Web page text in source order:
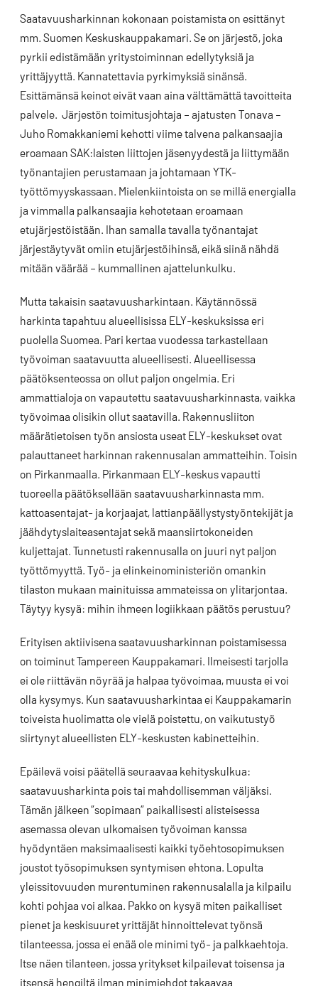
Saatavuusharkinnan kokonaan poistamista on esittänyt
mm. Suomen Keskuskauppakamari. Se on järjestö, joka
pyrkii edistämään yritystoiminnan edellytyksiä ja
yrittäjyyttä. Kannatettavia pyrkimyksiä sinänsä.
Esittämänsä keinot eivät vaan aina välttämättä tavoitteita
palvele. Järjestön toimitusjohtaja – ajatusten Tonava –
Juho Romakkaniemi kehotti viime talvena palkansaajia
eroamaan SAK:laisten liittojen jäsenyydestä ja liittymään
työnantajien perustamaan ja johtamaan YTK-
työttömyyskassaan. Mielenkiintoista on se millä energialla
ja vimmalla palkansaajia kehotetaan eroamaan
etujärjestöistään. Ihan samalla tavalla työnantajat
järjestäytyvät omiin etujärjestöihinsä, eikä siinä nähdä
mitään väärää – kummallinen ajattelunkulku.
Mutta takaisin saatavuusharkintaan. Käytännössä
harkinta tapahtuu alueellisissa ELY-keskuksissa eri
puolella Suomea. Pari kertaa vuodessa tarkastellaan
työvoiman saatavuutta alueellisesti. Alueellisessa
päätöksenteossa on ollut paljon ongelmia. Eri
ammattialoja on vapautettu saatavuusharkinnasta, vaikka
työvoimaa olisikin ollut saatavilla. Rakennusliiton
määrätietoisen työn ansiosta useat ELY-keskukset ovat
palauttaneet harkinnan rakennusalan ammatteihin. Toisin
on Pirkanmaalla. Pirkanmaan ELY-keskus vapautti
tuoreella päätöksellään saatavuusharkinnasta mm.
kattoasentajat- ja korjaajat, lattianpäällystystyöntekijät ja
jäähdytyslaiteasentajat sekä maansiirtokoneiden
kuljettajat. Tunnetusti rakennusalla on juuri nyt paljon
työttömyyttä. Työ- ja elinkeinoministeriön omankin
tilaston mukaan mainituissa ammateissa on ylitarjontaa.
Täytyy kysyä: mihin ihmeen logiikkaan päätös perustuu?
Erityisen aktiivisena saatavuusharkinnan poistamisessa
on toiminut Tampereen Kauppakamari. Ilmeisesti tarjolla
ei ole riittävän nöyrää ja halpaa työvoimaa, muusta ei voi
olla kysymys. Kun saatavuusharkintaa ei Kauppakamarin
toiveista huolimatta ole vielä poistettu, on vaikutustyö
siirtynyt alueellisten ELY-keskusten kabinetteihin.
Epäilevä voisi päätellä seuraavaa kehityskulkua:
saatavuusharkinta pois tai mahdollisemman väljäksi.
Tämän jälkeen ”sopimaan” paikallisesti alisteisessa
asemassa olevan ulkomaisen työvoiman kanssa
hyödyntäen maksimaalisesti kaikki työehtosopimuksen
joustot työsopimuksen syntymisen ehtona. Lopulta
yleissitovuuden murentuminen rakennusalalla ja kilpailu
kohti pohjaa voi alkaa. Pakko on kysyä miten paikalliset
pienet ja keskisuuret yrittäjät hinnoittelevat työnsä
tilanteessa, jossa ei enää ole minimi työ- ja palkkaehtoja.
Itse näen tilanteen, jossa yritykset kilpailevat toisensa ja
itsensä hengiltä ilman minimiehdot takaavaa